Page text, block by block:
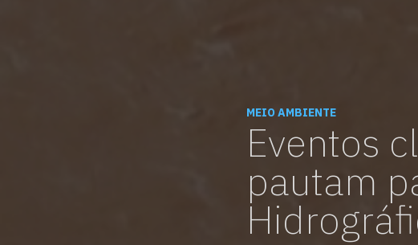
MEIO AMBIENTE
Eventos
pautam